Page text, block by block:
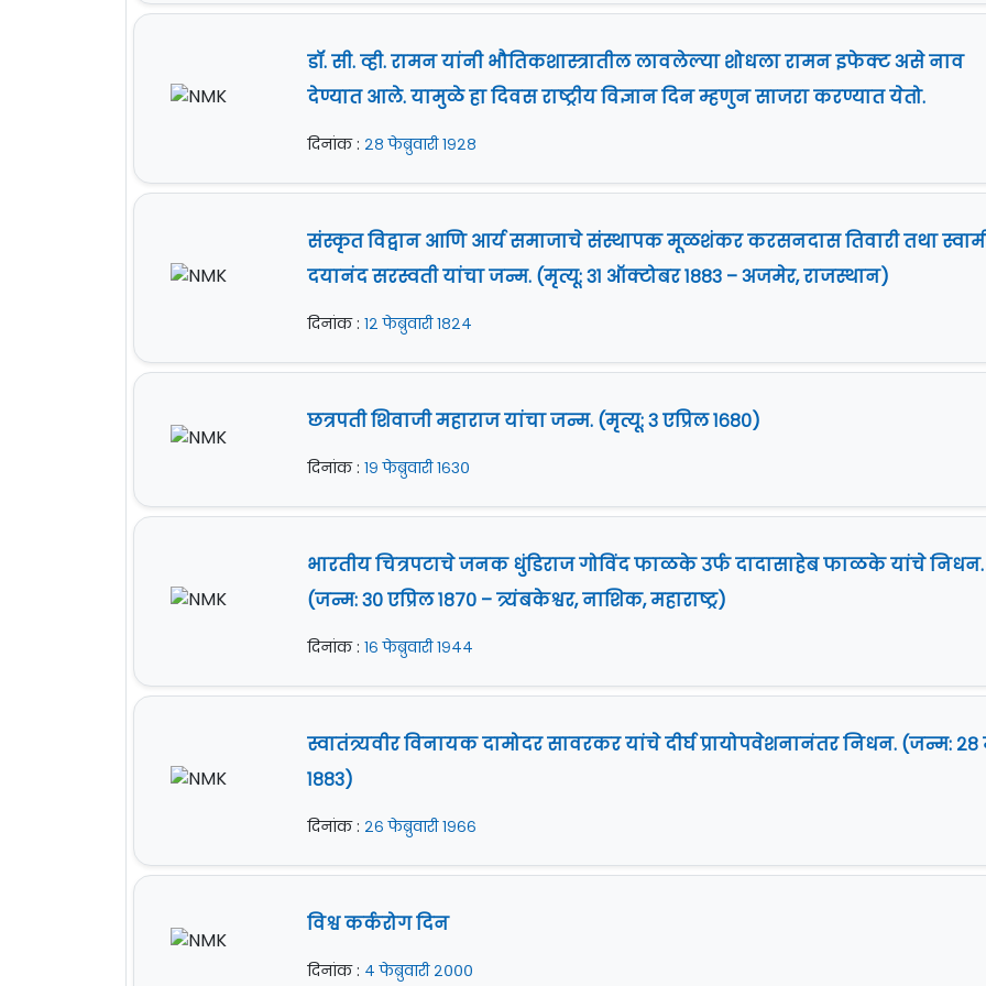
डॉ. सी. व्ही. रामन यांनी भौतिकशास्त्रातील लावलेल्या शोधला रामन इफेक्ट असे नाव
देण्यात आले. यामुळे हा दिवस राष्ट्रीय विज्ञान दिन म्हणुन साजरा करण्यात येतो.
दिनांक : २८ फेब्रुवारी १९२८
संस्कृत विद्वान आणि आर्य समाजाचे संस्थापक मूळशंकर करसनदास तिवारी तथा
दयानंद सरस्वती यांचा जन्म. (मृत्यू: ३१ ऑक्टोबर १८८३ – अजमेर, राजस्थान)
दिनांक :१२ फेब्रुवारी १८२४
छत्रपती शिवाजी महाराज यांचा जन्म. (मृत्यू: ३ एप्रिल १६८०)
दिनांक :१९ फेब्रुवारी १६३०
भारतीय चित्रपटाचे जनक धुंडिराज गोविंद फाळके उर्फ दादासाहेब फाळके यांचे निधन.
(जन्म: ३० एप्रिल १८७० – त्र्यंबकेश्वर, नाशिक, महाराष्ट्र)
दिनांक :१६ फेब्रुवारी १९४४
स्वातंत्र्यवीर विनायक दामोदर सावरकर यांचे दीर्घ प्रायोपवेशनानंतर निधन. (जन्म: २८
१८८३)
दिनांक : २६ फेब्रुवारी १९६६
विश्व कर्करोग दिन
दिनांक : ४ फेब्रुवारी २०००